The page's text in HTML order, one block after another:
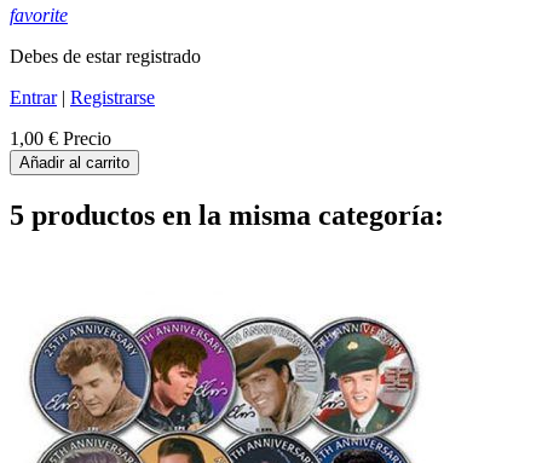
favorite
Debes de estar registrado
Entrar| Registrarse
1,00 € Precio
Añadir al carrito
5 productos en la misma categoría: